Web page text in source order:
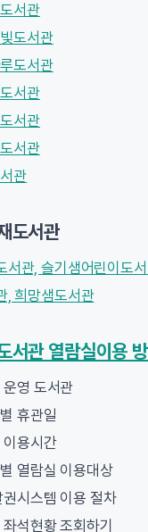
서관
도서관
도서관
서관
서관
서관
관
도서관
서관, 슬기샘어린이도
, 희망샘도서관
서관 열람실이용
운영 도서관
휴관일
이용시간
열람실 이용대상
권시스템 이용 절차
좌석현황 조회하기